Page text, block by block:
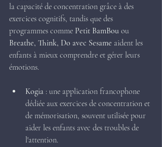
la capacité de concentration grâce à des
exercices cognitifs, tandis que des
programmes comme Petit BamBou ou
Breathe, Think, Do avec Sesame aident les
enfants à mieux comprendre et gérer leurs
émotions.
Kogia : une application francophone
dédiée aux exercices de concentration et
de mémorisation, souvent utilisée pour
aider les enfants avec des troubles de
l'attention.